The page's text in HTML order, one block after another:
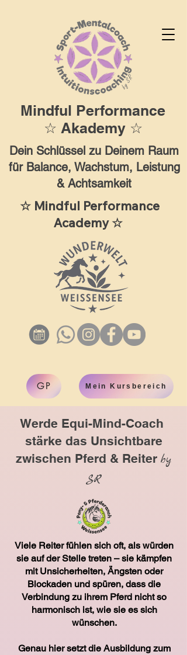
Mindful Performance
☆ Akademy ☆
Dein Schlüssel zu Deinem Raum
für Balance, Wachstum, Leistung
& Achtsamkeit
☆ Mindful Performance
Academy ☆
GP Mein Kursbereich
Werde Equi-Mind-Coach
stärke das Unsichtbare
zwischen Pferd & Reiter by
SR
Viele Reiter fühlen sich oft, als würden
sie auf der Stelle treten – sie kämpfen
mit Unsicherheiten, Ängsten oder
Blockaden und spüren, dass die
Verbindung zu ihrem Pferd nicht so
harmonisch ist, wie sie es sich
wünschen.
Genau hier setzt die Ausbildung zum